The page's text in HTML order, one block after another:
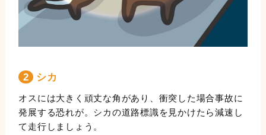
2 シカ
オスには大きく頑丈な角があり、衝突した場合事故に
発展する恐れが。シカの道路標識を見かけたら減速し
て走行しましょう。